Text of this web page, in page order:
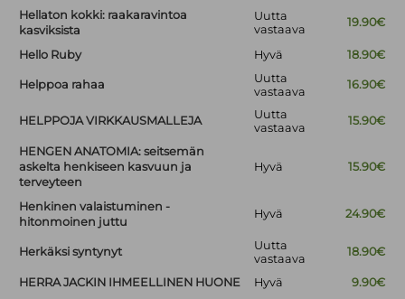
Hellaton kokki: raakaravintoa
kasviksista
Uutta
vastaava
19.90€
Hello Ruby Hyvä 18.90€
Helppoa rahaa
Uutta
vastaava
16.90€
HELPPOJA VIRKKAUSMALLEJA
Uutta
vastaava
15.90€
HENGEN ANATOMIA: seitsemän
askelta henkiseen kasvuun ja
terveyteen
Hyvä 15.90€
Henkinen valaistuminen -
hitonmoinen juttu
Hyvä 24.90€
Herkäksi syntynyt
Uutta
vastaava
18.90€
HERRA JACKIN IHMEELLINEN HUONE Hyvä
9.90€